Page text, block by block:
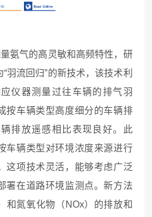
氨气的高灵敏和高频特性，研
羽流回归”的新技术，该技术利
仪器测量过往车辆的排气羽
按车辆类型高度细分的车辆排
排放遥感相比表现良好。此
车辆类型对环境浓度来源进行
这项技术灵活，能够考虑广泛
署在道路环境监测点。新方法
和氮氧化物（NOx）的排放和